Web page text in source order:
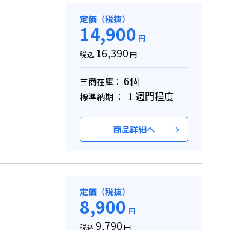
定価（税抜）
14,900 円
税込 16,390円
三商在庫： 6個
標準納期 ： １週間程度
商品詳細へ
定価（税抜）
8,900 円
税込 9,790円